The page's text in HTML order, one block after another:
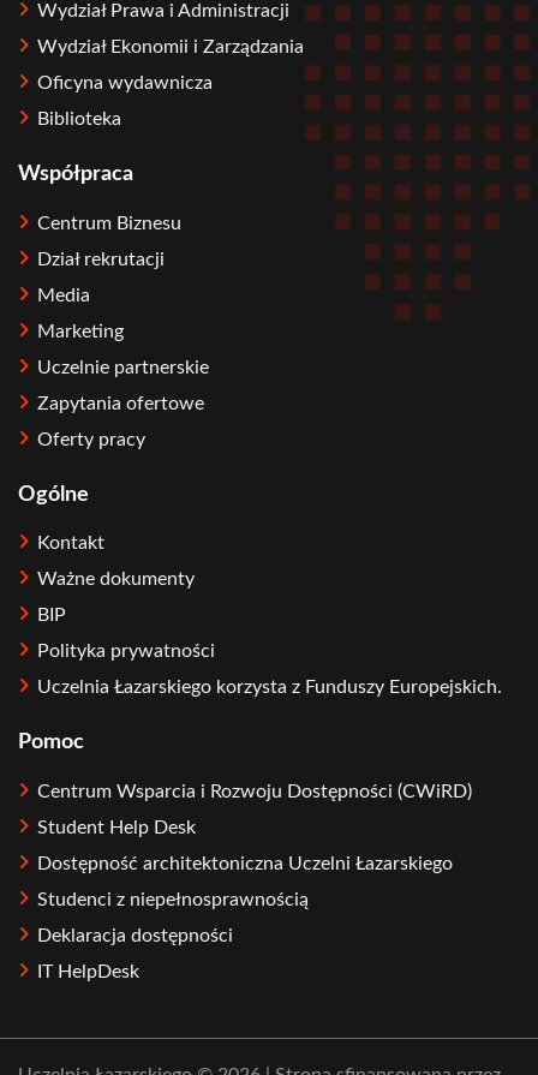
Wydział Prawa i Administracji
Wydział Ekonomii i Zarządzania
Oficyna wydawnicza
Biblioteka
Współpraca
Centrum Biznesu
Dział rekrutacji
Media
Marketing
Uczelnie partnerskie
Zapytania ofertowe
Oferty pracy
Ogólne
Kontakt
Ważne dokumenty
BIP
Polityka prywatności
Uczelnia Łazarskiego korzysta z Funduszy Europejskich.
Pomoc
Centrum Wsparcia i Rozwoju Dostępności (CWiRD)
Student Help Desk
Dostępność architektoniczna Uczelni Łazarskiego
Studenci z niepełnosprawnością
Deklaracja dostępności
IT HelpDesk